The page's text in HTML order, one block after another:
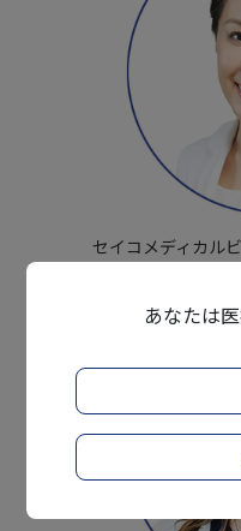
セイコメディカル
あなたは